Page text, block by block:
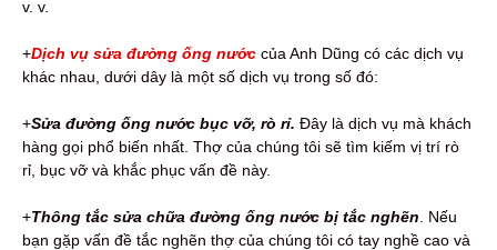
v. v.
+Dịch vụ sửa đường ống nước của Anh Dũng có các dịch vụ
khác nhau, dưới dây là một số dịch vụ trong số đó:
+Sửa đường ống nước bục vỡ, rò rỉ. Đây là dịch vụ mà khách
hàng gọi phổ biến nhất. Thợ của chúng tôi sẽ tìm kiếm vị trí rò
rỉ, bục vỡ và khắc phục vấn đề này.
+Thông tắc sửa chữa đường ống nước bị tắc nghẽn . Nếu
bạn gặp vấn đề tắc nghẽn thợ của chúng tôi có tay nghề cao và